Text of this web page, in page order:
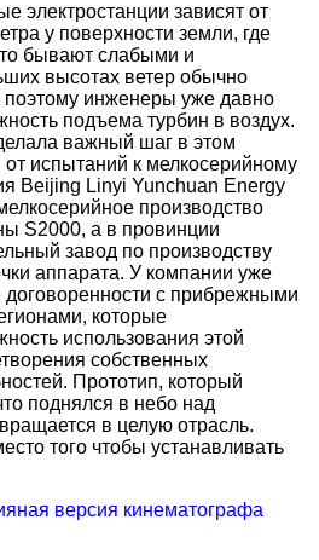
электростанции зависят от
у поверхности земли, где
бывают слабыми и
высотах ветер обычно
поэтому инженеры уже давно
подъема турбин в воздух.
важный шаг в этом
испытаний к мелкосерийному
Beijing Linyi Yunchuan Energy
производство
S2000, а в провинции
завод по производству
аппарата. У компании уже
договоренности с прибрежными
которые
использования этой
собственных
Прототип, который
поднялся в небо над
в целую отрасль.
того чтобы устанавливать
версия кинематографа